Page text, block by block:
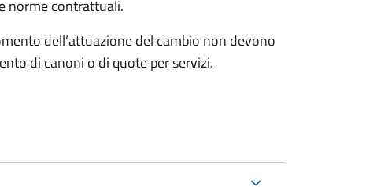
norme contrattuali.
dell’attuazione del cambio non devono
di canoni o di quote per servizi.